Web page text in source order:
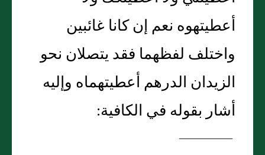
أعطيتهوه نعم إن كانا غائبين
واختلف لفظهما فقد يتصلان نحو
الزيدان الدرهم أعطيتهماه وإليه
أشار بقوله في الكافية:
__________